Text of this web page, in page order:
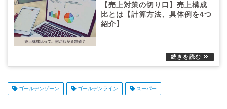
【売上対策の切り口】売上構成
比とは【計算方法、具体例を4つ
紹介】
ゴールデンゾーン ゴールデンライン スーパー